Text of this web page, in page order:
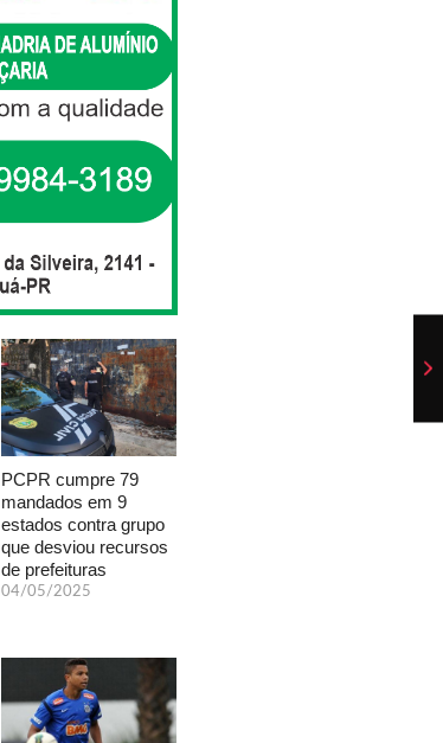
PCPR cumpre 79
mandados em 9
estados contra grupo
que desviou recursos
de prefeituras
04/05/2025